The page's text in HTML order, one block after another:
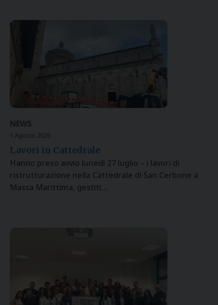
NEWS
1 Agosto 2026
Lavori in Cattedrale
Hanno preso avvio lunedì 27 luglio – i lavori di
ristrutturazione nella Cattedrale di San Cerbone a
Massa Marittima, gestiti…